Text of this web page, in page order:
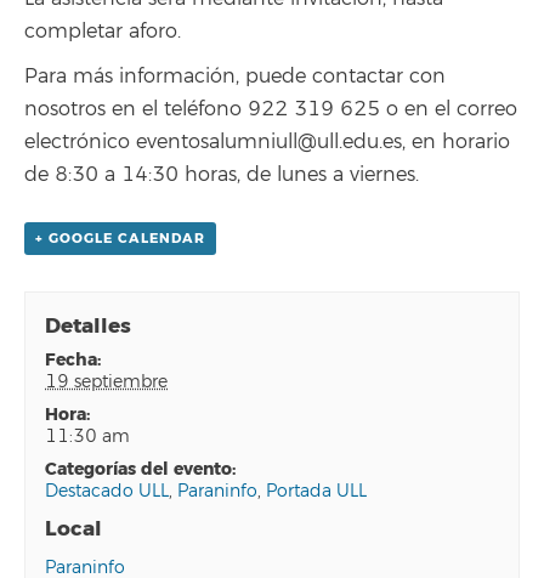
completar aforo.
Para más información, puede contactar con
nosotros en el teléfono 922 319 625 o en el correo
electrónico eventosalumniull@ull.edu.es, en horario
de 8:30 a 14:30 horas, de lunes a viernes.
+ GOOGLE CALENDAR
Detalles
fecha:
19 septiembre
hora:
11:30 am
categorías del evento:
Destacado ULL, Paraninfo, Portada ULL
Local
Paraninfo